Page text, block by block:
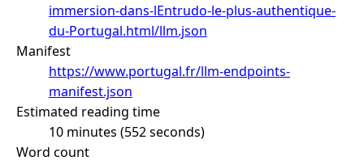
immersion-dans-lEntrudo-le-plus-authentique-
du-Portugal.html/llm.json
Manifest
https://www.portugal.fr/llm-endpoints-
manifest.json
Estimated reading time
10 minutes (552 seconds)
Word count